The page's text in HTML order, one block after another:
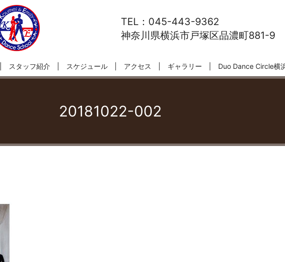
TEL：045-443-9362
神奈川県横浜市戸塚区品濃町881-9
スタッフ紹介 スケジュール アクセス ギャラリー Duo Dance Circle横
20181022-002